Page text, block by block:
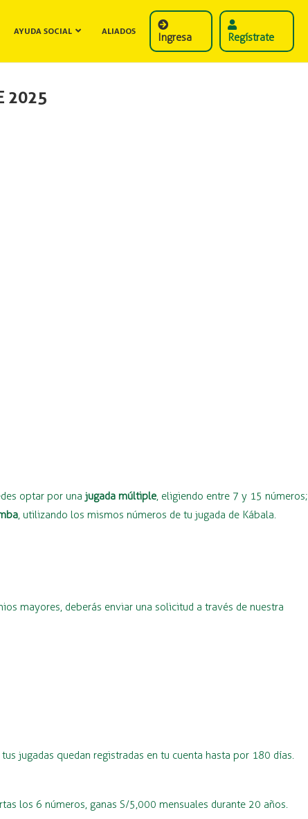
AYUDA SOCIAL ALIADOS Ingresa Regístrate
2025
optar por una jugada múltiple, eligiendo entre 7 y 15 números;
, utilizando los mismos números de tu jugada de Kábala.
mayores, deberás enviar una solicitud a través de nuestra
jugadas quedan registradas en tu cuenta hasta por 180 días.
los 6 números, ganas S/5,000 mensuales durante 20 años.